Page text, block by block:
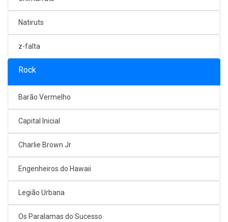
Natiruts
z-falta
Rock
Barão Vermelho
Capital Inicial
Charlie Brown Jr
Engenheiros do Hawaii
Legião Urbana
Os Paralamas do Sucesso